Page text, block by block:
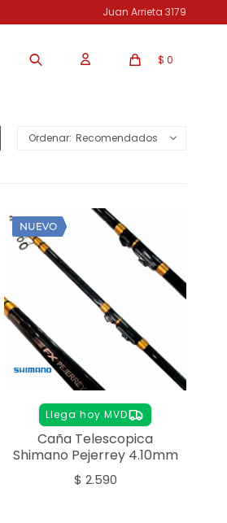
$ 0
Juan Arrieta 3179
Recomendados
Llega hoy MVD
Caña Telescopica
Shimano Pejerrey 4.10mm
$ 2.590